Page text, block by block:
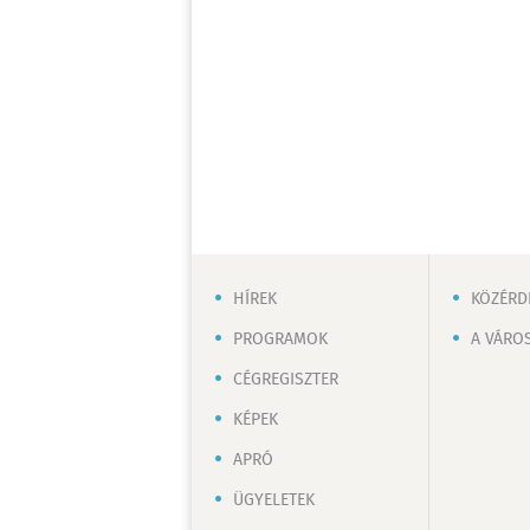
HÍREK
PROGRAMOK
CÉGREGISZTER
KÉPEK
APRÓ
ÜGYELETEK
A